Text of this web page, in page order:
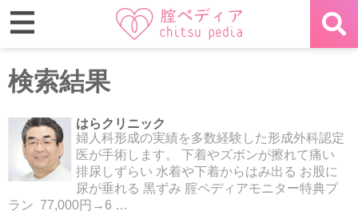
検索結果
はらクリニック
婦人科形成の実績を多数経験した形成外科認定
医が手術します。 下着やズボンが擦れて痛い
排尿しずらい 水着や下着からはみ出る お股に
尿が垂れる 黒ずみ 腟ペディアモニター特典プ
ラン 77,000円→6 …